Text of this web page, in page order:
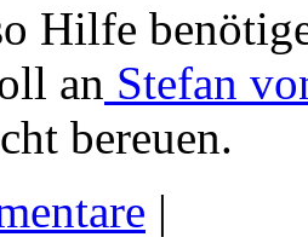
Hilfe
an Stefan
bereuen.
|